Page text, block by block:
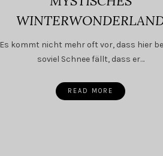
Es kommt nicht mehr oft vor, dass hier
soviel Schnee fällt, dass er…
READ MORE